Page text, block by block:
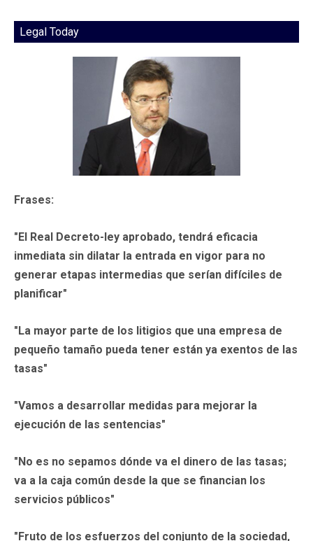
Legal Today
Frases:
"El Real Decreto-ley aprobado, tendrá eficacia
inmediata sin dilatar la entrada en vigor para no
generar etapas intermedias que serían difíciles de
planificar"
"La mayor parte de los litigios que una empresa de
pequeño tamaño pueda tener están ya exentos de las
tasas"
"Vamos a desarrollar medidas para mejorar la
ejecución de las sentencias"
"No es no sepamos dónde va el dinero de las tasas;
va a la caja común desde la que se financian los
servicios públicos"
"Fruto de los esfuerzos del conjunto de la sociedad,